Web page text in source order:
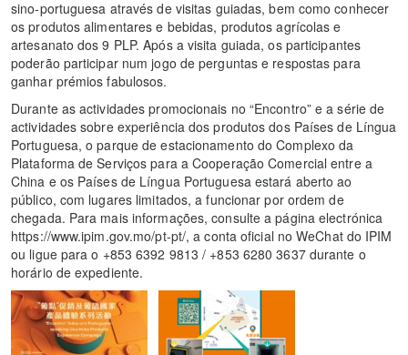
sino-portuguesa através de visitas guiadas, bem como conhecer
os produtos alimentares e bebidas, produtos agrícolas e
artesanato dos 9 PLP. Após a visita guiada, os participantes
poderão participar num jogo de perguntas e respostas para
ganhar prémios fabulosos.
Durante as actividades promocionais no “Encontro” e a série de
actividades sobre experiência dos produtos dos Países de Língua
Portuguesa, o parque de estacionamento do Complexo da
Plataforma de Serviços para a Cooperação Comercial entre a
China e os Países de Língua Portuguesa estará aberto ao
público, com lugares limitados, a funcionar por ordem de
chegada. Para mais informações, consulte a página electrónica
https://www.ipim.gov.mo/pt-pt/, a conta oficial no WeChat do IPIM
ou ligue para o +853 6392 9813 / +853 6280 3637 durante o
horário de expediente.